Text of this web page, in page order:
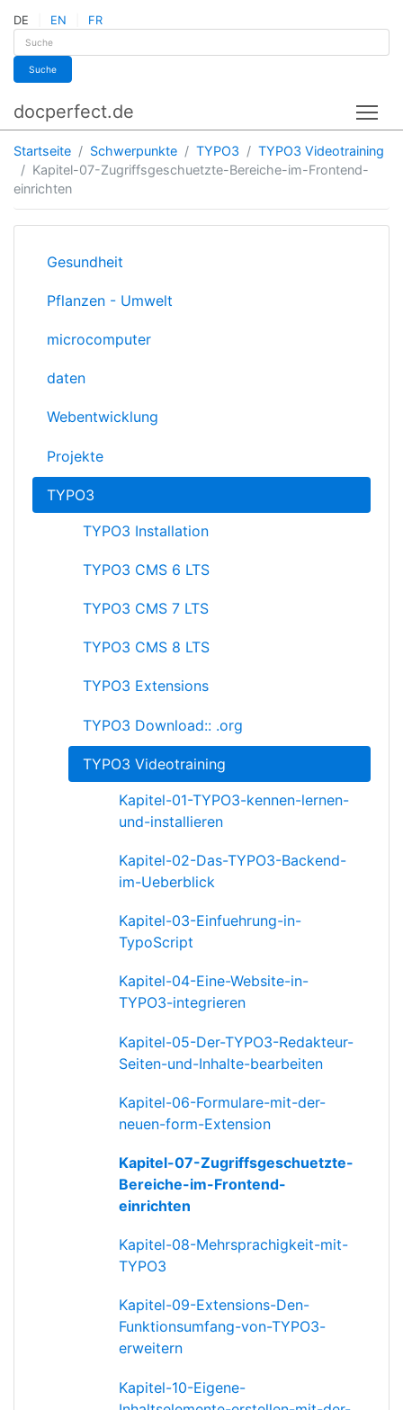
DE EN FR
Suche
docperfect.de
Startseite Schwerpunkte TYPO3
TYPO3 Videotraining
Kapitel-07-Zugriffsgeschuetzte-Bereiche-im-Frontend-
einrichten
Gesundheit
Pflanzen - Umwelt
microcomputer
daten
Webentwicklung
Projekte
TYPO3
TYPO3 Installation
TYPO3 CMS 6 LTS
TYPO3 CMS 7 LTS
TYPO3 CMS 8 LTS
TYPO3 Extensions
TYPO3 Download:: .org
TYPO3 Videotraining
Kapitel-01-TYPO3-kennen-lernen-
und-installieren
Kapitel-02-Das-TYPO3-Backend-
im-Ueberblick
Kapitel-03-Einfuehrung-in-
TypoScript
Kapitel-04-Eine-Website-in-
TYPO3-integrieren
Kapitel-05-Der-TYPO3-Redakteur-
Seiten-und-Inhalte-bearbeiten
Kapitel-06-Formulare-mit-der-
neuen-form-Extension
Kapitel-07-Zugriffsgeschuetzte-
Bereiche-im-Frontend-
einrichten
Kapitel-08-Mehrsprachigkeit-mit-
TYPO3
Kapitel-09-Extensions-Den-
Funktionsumfang-von-TYPO3-
erweitern
Kapitel-10-Eigene-